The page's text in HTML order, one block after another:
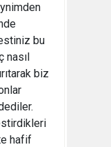
bu
nasıl
biz
hafif